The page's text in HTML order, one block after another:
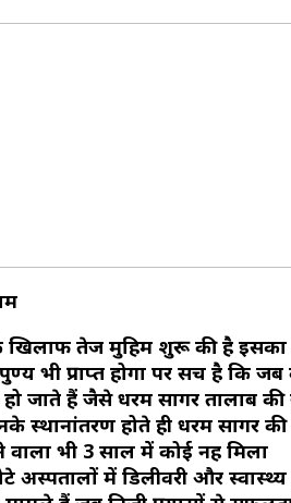
खिलाफ तेज मुहिम शुरू की है
भी प्राप्त होगा पर सच है कि
हो जाते हैं जैसे धरम सागर तालाब
स्थानांतरण होते ही धरम सागर
भी 3 साल में कोई नहीं मिला
अस्पतालों में डिलीवरी और